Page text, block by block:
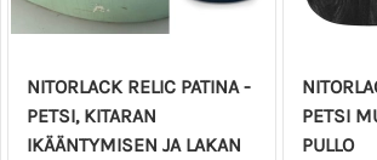
NITORLACK RELIC PATINA -
PETSI, KITARAN
IKÄÄNTYMISEN JA LAKAN
PETSI
PULLO